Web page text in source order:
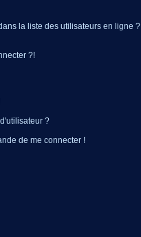
la liste des utilisateurs en ligne ?
?!
?
de me connecter !